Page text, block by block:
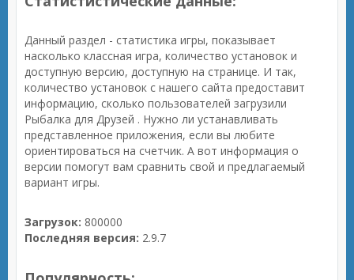
Данный раздел - статистика игры, показывает
насколько классная игра, количество установок и
доступную версию, доступную на странице. И так,
количество установок с нашего сайта предоставит
информацию, сколько пользователей загрузили
Рыбалка для Друзей . Нужно ли устанавливать
представленное приложения, если вы любите
ориентироваться на счетчик. А вот информация о
версии помогут вам сравнить свой и предлагаемый
вариант игры.
Загрузок: 800000
Последняя версия: 2.9.7